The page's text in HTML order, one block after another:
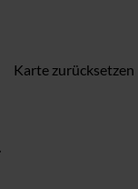
Karte zurücksetzen